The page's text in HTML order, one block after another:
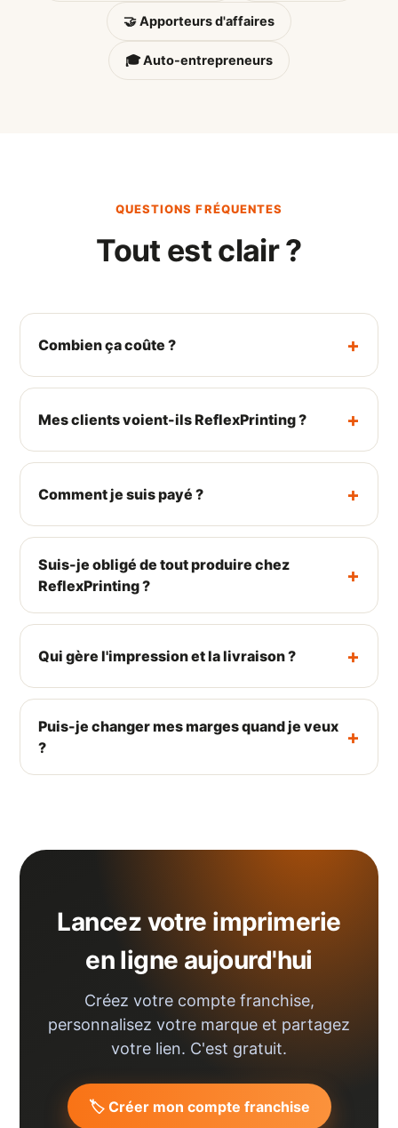
🤝 Apporteurs d'affaires
🎓 Auto-entrepreneurs
QUESTIONS FRÉQUENTES
Tout est clair ?
Combien ça coûte ?
Mes clients voient-ils ReflexPrinting ?
Comment je suis payé ?
Suis-je obligé de tout produire chez
ReflexPrinting ?
Qui gère l'impression et la livraison ?
Puis-je changer mes marges quand je veux
?
Lancez votre imprimerie
en ligne aujourd'hui
Créez votre compte franchise,
personnalisez votre marque et partagez
votre lien. C'est gratuit.
🏷️ Créer mon compte franchise